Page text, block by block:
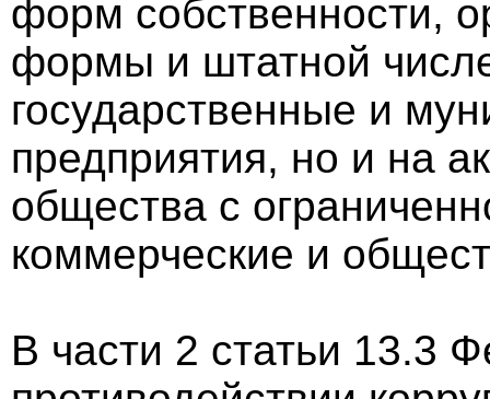
форм собственности,
формы и штатной
государственные и
предприятия, но и на
общества с
коммерческие и
В части 2 статьи 13.3